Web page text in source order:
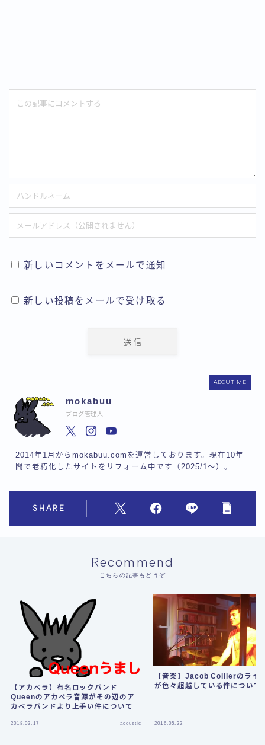
新しいコメントをメールで通知
新しい投稿をメールで受け取る
ABOUT ME
mokabuu
ブログ管理人
2014年1月からmokabuu.comを運営しております。現在10年
間で老朽化したサイトをリフォーム中です（2025/1〜）。
SHARE
Recommend
こちらの記事もどうぞ
【アカペラ】有名ロックバンド
Queenのアカペラ音源がその辺のア
カペラバンドより上手い件について
2018.03.17 acoustic
【音楽】Jacob Collierのライ
が色々超越している件について
2016.05.22